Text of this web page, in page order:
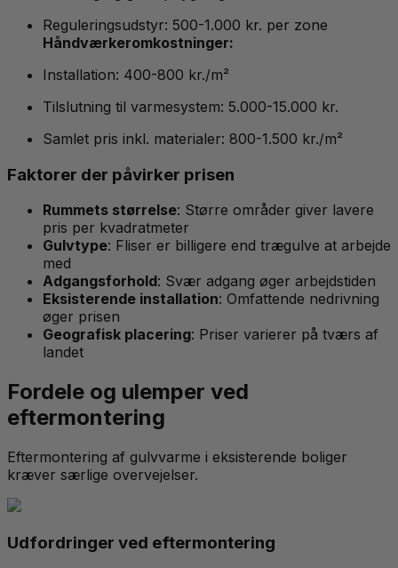
Reguleringsudstyr: 500-1.000 kr. per zone
Håndværkeromkostninger:
Installation: 400-800 kr./m²
Tilslutning til varmesystem: 5.000-15.000 kr.
Samlet pris inkl. materialer: 800-1.500 kr./m²
Faktorer der påvirker prisen
Rummets størrelse: Større områder giver lavere
pris per kvadratmeter
Gulvtype: Fliser er billigere end trægulve at arbejde
med
Adgangsforhold: Svær adgang øger arbejdstiden
Eksisterende installation: Omfattende nedrivning
øger prisen
Geografisk placering: Priser varierer på tværs af
landet
Fordele og ulemper ved
eftermontering
Eftermontering af gulvvarme i eksisterende boliger
kræver særlige overvejelser.
Udfordringer ved eftermontering